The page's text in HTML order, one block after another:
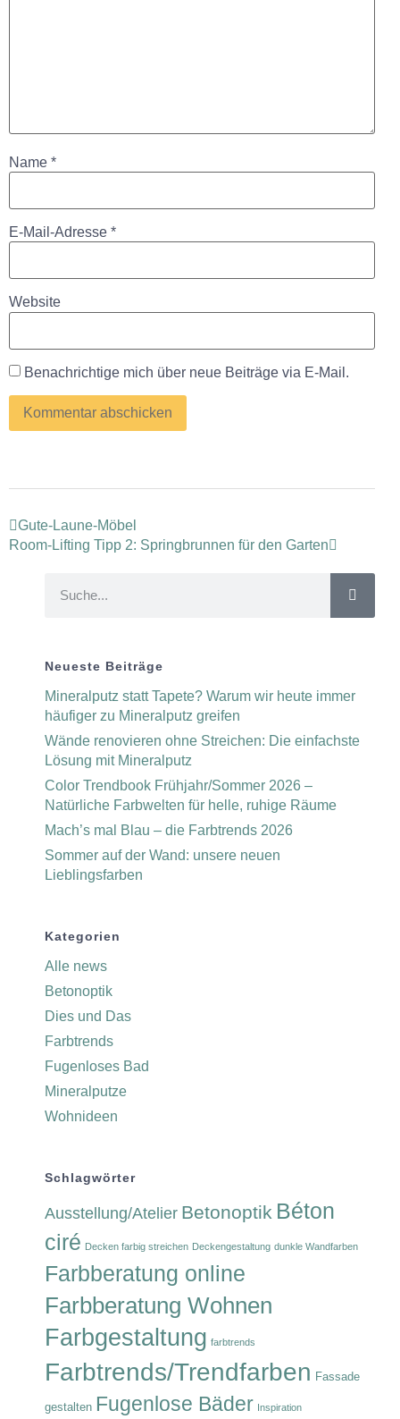
Name *
E-Mail-Adresse *
Website
Benachrichtige mich über neue Beiträge via E-Mail.
Gute-Laune-Möbel
Room-Lifting Tipp 2: Springbrunnen für den Garten
Neueste Beiträge
Mineralputz statt Tapete? Warum wir heute immer
häufiger zu Mineralputz greifen
Wände renovieren ohne Streichen: Die einfachste
Lösung mit Mineralputz
Color Trendbook Frühjahr/Sommer 2026 –
Natürliche Farbwelten für helle, ruhige Räume
Mach’s mal Blau – die Farbtrends 2026
Sommer auf der Wand: unsere neuen
Lieblingsfarben
Kategorien
Alle news
Betonoptik
Dies und Das
Farbtrends
Fugenloses Bad
Mineralputze
Wohnideen
Schlagwörter
Ausstellung/Atelier Betonoptik Béton
ciré Decken farbig streichen Deckengestaltung dunkle Wandfarben
Farbberatung online
Farbberatung Wohnen
Farbgestaltung farbtrends
Farbtrends/Trendfarben Fassade
gestalten Fugenlose Bäder Inspiration